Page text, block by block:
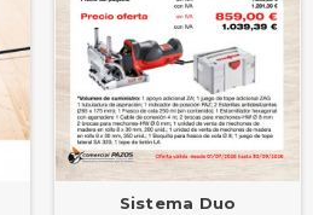
Sistema Duo